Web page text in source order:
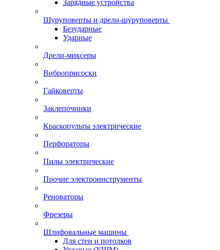
Зарядные устройства
Шуруповерты и дрели-шуруповерты
Безударные
Ударные
Дрели-миксеры
Виброприсоски
Гайковерты
Заклепочники
Краскопульты электрические
Перфораторы
Пилы электрические
Прочие электроинструменты
Реноваторы
Фрезеры
Шлифовальные машины
Для стен и потолков